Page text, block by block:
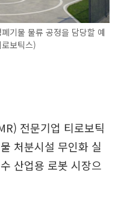
기물 물류 공정을 담당할 예
보틱스)
전문기업 티로보틱
처분시설 무인화 실
산업용 로봇 시장으